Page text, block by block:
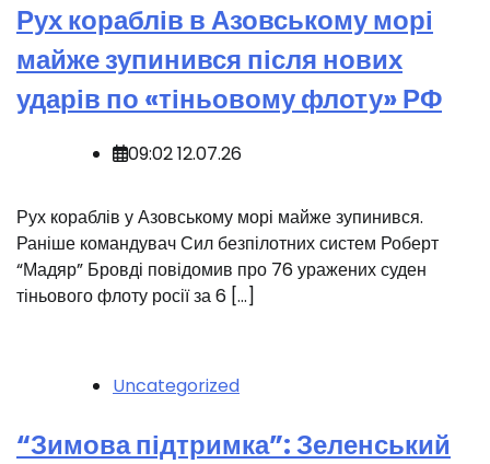
Рух кораблів в Азовському морі
майже зупинився після нових
ударів по «тіньовому флоту» РФ
09:02 12.07.26
Рух кораблів у Азовському морі майже зупинився.
Раніше командувач Сил безпілотних систем Роберт
“Мадяр” Бровді повідомив про 76 уражених суден
тіньового флоту росії за 6 […]
Uncategorized
“Зимова підтримка”: Зеленський